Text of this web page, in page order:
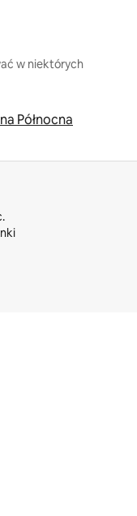
w niektórych
Północna